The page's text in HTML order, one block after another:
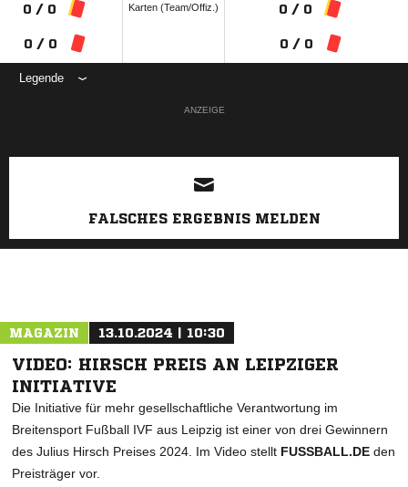
0 / 0
0 / 0
Karten (Team/Offiz.) 0 / 0
0 / 0
Legende
ANZEIGE
FALSCHES ERGEBNIS MELDEN
MAGAZIN 13.10.2024 | 10:30
VIDEO: HIRSCH PREIS AN LEIPZIGER
INITIATIVE
Die Initiative für mehr gesellschaftliche Verantwortung im
Breitensport Fußball IVF aus Leipzig ist einer von drei Gewinnern
des Julius Hirsch Preises 2024. Im Video stellt FUSSBALL.DE den
Preisträger vor.